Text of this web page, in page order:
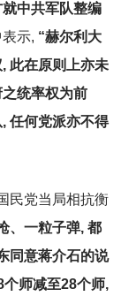
中共军队整编
示, “赫尔利大
此在原则上亦未
统率权为前
任何党派亦不得
民党当局相抗衡
、一粒子弹, 都
同意蒋介石的说
师减至28个师,